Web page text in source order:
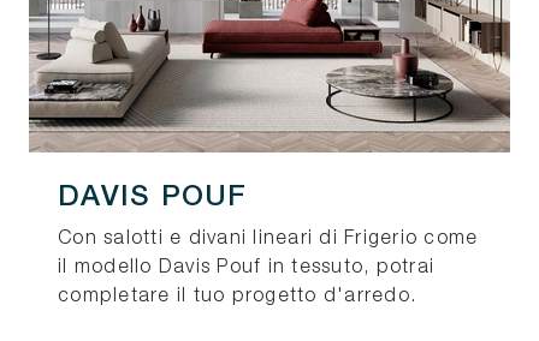
DAVIS POUF
Con salotti e divani lineari di Frigerio come
il modello Davis Pouf in tessuto, potrai
completare il tuo progetto d'arredo.